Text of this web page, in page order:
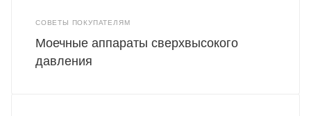
СОВЕТЫ ПОКУПАТЕЛЯМ
Моечные аппараты сверхвысокого
давления